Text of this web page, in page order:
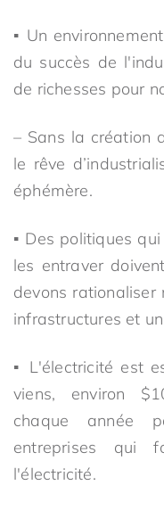
▪ Un
du succès de
de richesses pour
– Sans la création
le rêve
éphémère.
▪ Des politiques
les entraver
devons rationaliser
infrastructures et
▪ L'électricité est
viens, environ
chaque année
entreprises qui
l'électricité.